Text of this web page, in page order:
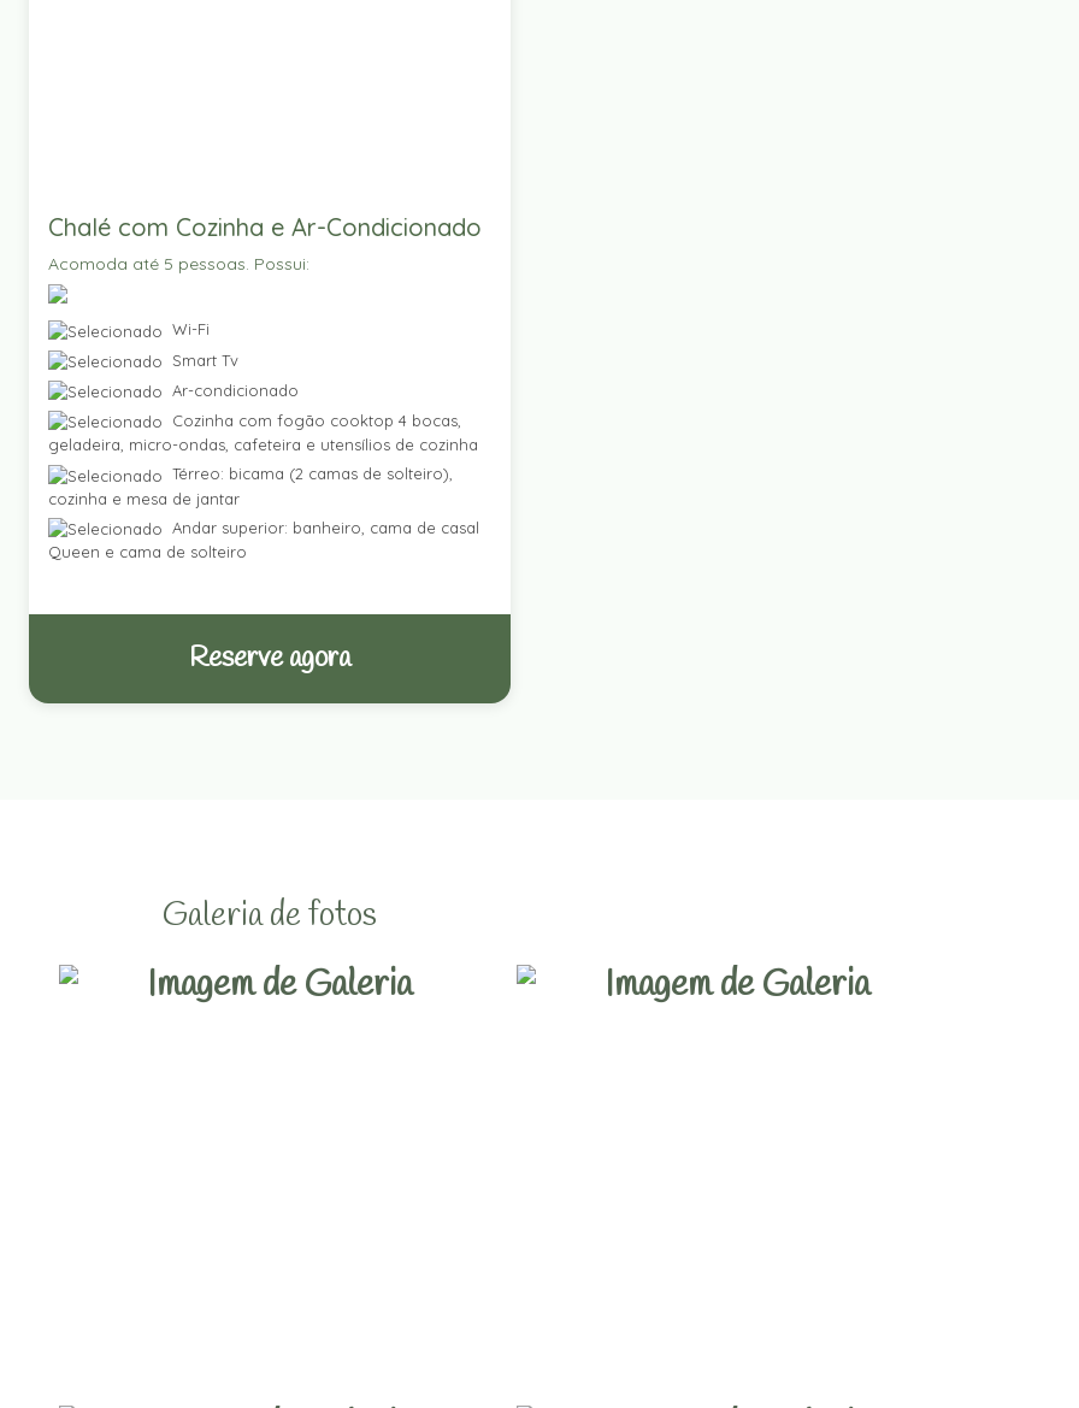
Chalé com Cozinha e Ar-Condicionado
Acomoda até 5 pessoas. Possui:
Wi-Fi
Smart Tv
Ar-condicionado
Cozinha com fogão cooktop 4 bocas,
geladeira, micro-ondas, cafeteira e utensílios de cozinha
Térreo: bicama (2 camas de solteiro),
cozinha e mesa de jantar
Andar superior: banheiro, cama de casal
Queen e cama de solteiro
Reserve agora
Galeria de fotos